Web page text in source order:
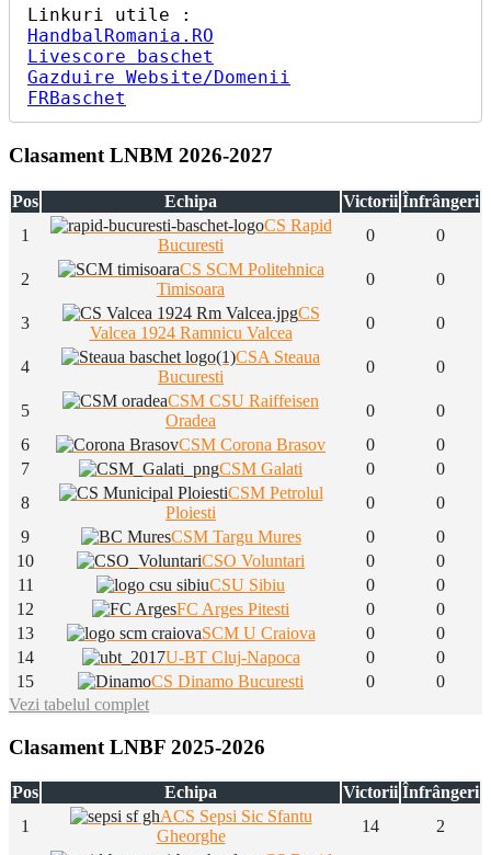
HandbalRomania.RO
Livescore baschet
Gazduire Website/Domenii
FRBaschet
Clasament LNBM 2026-2027
Pos Echipa Victorii Înfrângeri
1
CS Rapid
Bucuresti
0 0
2
CS SCM Politehnica
Timisoara
0 0
3
CS
Valcea 1924 Ramnicu Valcea
0 0
4
CSA Steaua
Bucuresti
0 0
5
CSM CSU Raiffeisen
Oradea
0
0
6
CSM Corona Brasov 0
0
7
CSM Galati 0
0
8
CSM Petrolul
Ploiesti
0
0
9
CSM Targu Mures 0
0
10
CSO Voluntari 0
0
11
CSU Sibiu 0
0
12
FC Arges Pitesti 0
0
13
SCM U Craiova 0
0
14
U-BT Cluj-Napoca 0
0
15
CS Dinamo Bucuresti 0
0
Vezi tabelul complet
Clasament LNBF 2025-2026
Pos Echipa Victorii Înfrângeri
1
ACS Sepsi Sic Sfantu
Gheorghe
14 2